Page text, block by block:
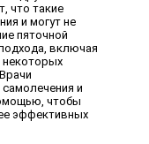
что такие
и могут не
пяточной
включая
некоторых
и
чтобы
эффективных